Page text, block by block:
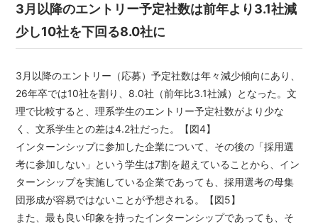
3月以降のエントリー予定社数は前年より3.1社減
少し10社を下回る8.0社に
3月以降のエントリー（応募）予定社数は年々減少傾向にあり、
26年卒では10社を割り、8.0社（前年比3.1社減）となった。文
理で比較すると、理系学生のエントリー予定社数がより少な
く、文系学生との差は4.2社だった。【図4】
インターンシップに参加した企業について、その後の「採用選
考に参加しない」という学生は7割を超えていることから、イン
ターンシップを実施している企業であっても、採用選考の母集
団形成が容易ではないことが予想される。【図5】
また、最も良い印象を持ったインターンシップであっても、そ